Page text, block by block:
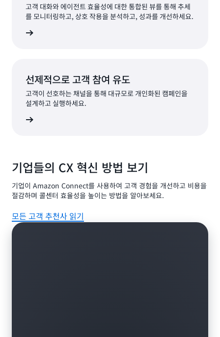
고객 대화와 에이전트 효율성에 대한 통합된 뷰를 통해 추세
를 모니터링하고, 상호 작용을 분석하고, 성과를 개선하세요.
선제적으로 고객 참여 유도
고객이 선호하는 채널을 통해 대규모로 개인화된 캠페인을
설계하고 실행하세요.
기업들의 CX 혁신 방법 보기
기업이 Amazon Connect를 사용하여 고객 경험을 개선하고 비용을
절감하며 콜센터 효율성을 높이는 방법을 알아보세요.
모든 고객 추천사 읽기